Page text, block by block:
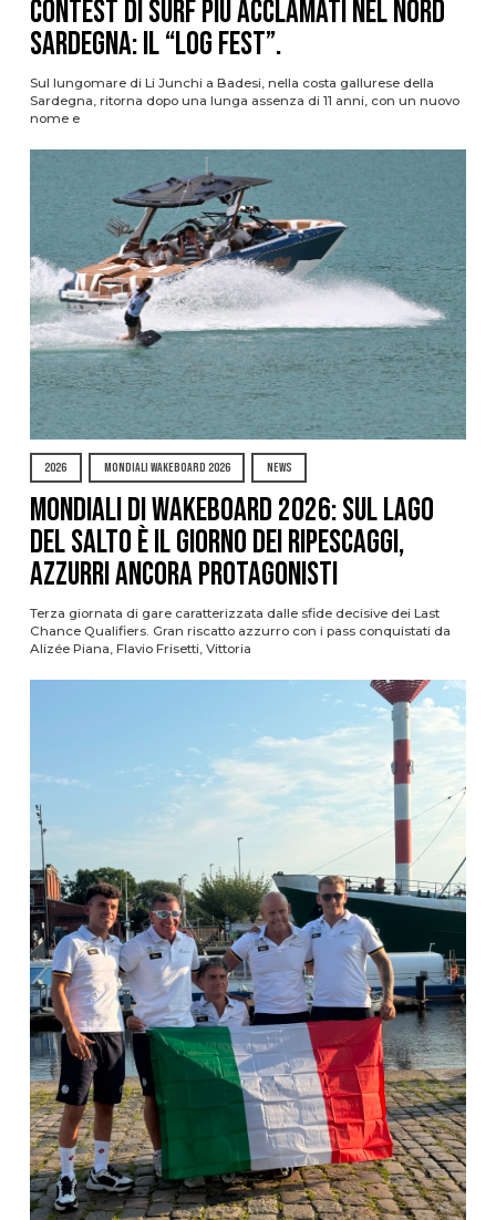
contest di surf più acclamati nel nord
Sardegna: il “Log Fest”.
Sul lungomare di Li Junchi a Badesi, nella costa gallurese della
Sardegna, ritorna dopo una lunga assenza di 11 anni, con un nuovo
nome e
2026 MONDIALI WAKEBOARD 2026 NEWS
Mondiali di Wakeboard 2026: sul Lago
del Salto è il giorno dei ripescaggi,
azzurri ancora protagonisti
Terza giornata di gare caratterizzata dalle sfide decisive dei Last
Chance Qualifiers. Gran riscatto azzurro con i pass conquistati da
Alizée Piana, Flavio Frisetti, Vittoria